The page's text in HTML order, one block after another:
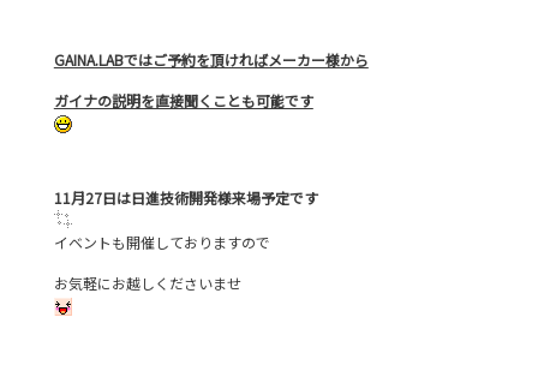
GAINA.LABではご予約を頂ければメーカー様から
ガイナの説明を直接聞くことも可能です
11月27日は日進技術開発様来場予定です
イベントも開催しておりますので
お気軽にお越しくださいませ